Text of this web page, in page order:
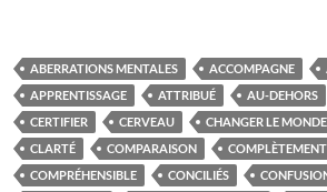
ABERRATIONS MENTALES ACCOMPAGNE
APPRENTISSAGE
ATTRIBUÉ AU-DEHORS
CERTIFIER
CERVEAU CHANGER LE MONDE
CLARTÉ
COMPARAISON COMPLÈTEMENT
COMPRÉHENSIBLE
CONCILIÉS